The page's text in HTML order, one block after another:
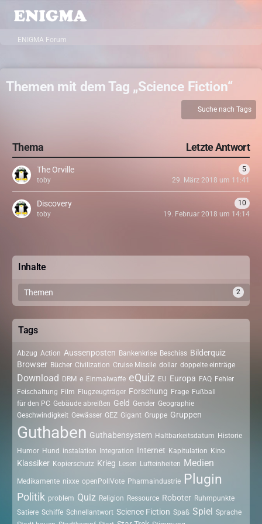
ENIGMA Forum
Themen mit dem Tag „Science Fiction“
Suche nach Tags
Thema Letzte Antwort
The Orville
5
toby
29. März 2018 um 11:41
Discovery
10
toby
19. Februar 2018 um 14:14
Inhalte
Themen 2
Tags
Abzug Action Aussenposten Bankenkrise Beschiss Bilderquiz
Browser Bücher Civilization Cruise Missile dollar doppelte einträge
Download DRM e Einmalwaffe eQuiz EU Europa FAQ Fehler
Feischaltung Film Flugzeugträger Forschung Frage Fußball
für den PC Gebäude abreißen Geld Gender Geographie
Geschwindigkeit Gewässer GEZ Gigant Gruppe Gruppen
Guthaben Guthabensystem Haltbarkeitsdatum Historie
Humor Hund instalation Integration Internet Kapitulation Kino
Klassiker Kopierschutz Krieg Lesen Lufteinheiten Medien
Medikamente nixxe openPollVote Pharmaindustrie Plugin
Politik problem Quiz Religion Ressource Roboter Ruhmpunkte
Satiere Schiffe Schnellantwort Science Fiction Spaß Spiel Sprache